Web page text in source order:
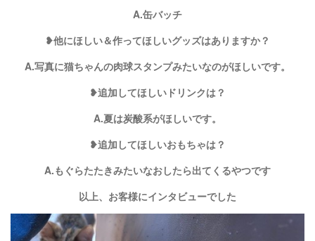
A.缶バッチ
❥他にほしい＆作ってほしいグッズはありますか？
A.写真に猫ちゃんの肉球スタンプみたいなのがほしいです。
❥追加してほしいドリンクは？
A.夏は炭酸系がほしいです。
❥追加してほしいおもちゃは？
A.もぐらたたきみたいなおしたら出てくるやつです
以上、お客様にインタビューでした